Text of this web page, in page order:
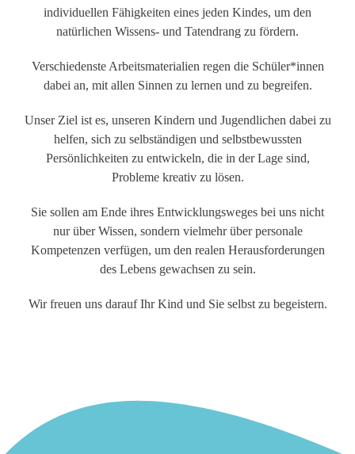
individuellen Fähigkeiten eines jeden Kindes, um den
natürlichen Wissens- und Tatendrang zu fördern.
Verschiedenste Arbeitsmaterialien regen die Schüler*innen
dabei an, mit allen Sinnen zu lernen und zu begreifen.
Unser Ziel ist es, unseren Kindern und Jugendlichen dabei zu
helfen, sich zu selbständigen und selbstbewussten
Persönlichkeiten zu entwickeln, die in der Lage sind,
Probleme kreativ zu lösen.
Sie sollen am Ende ihres Entwicklungsweges bei uns nicht
nur über Wissen, sondern vielmehr über personale
Kompetenzen verfügen, um den realen Herausforderungen
des Lebens gewachsen zu sein.
Wir freuen uns darauf Ihr Kind und Sie selbst zu begeistern.